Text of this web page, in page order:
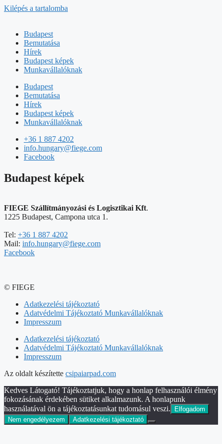
Kilépés a tartalomba
Budapest
Bemutatása
Hírek
Budapest képek
Munkavállalóknak
Budapest
Bemutatása
Hírek
Budapest képek
Munkavállalóknak
+36 1 887 4202
info.hungary@fiege.com
Facebook
Budapest képek
FIEGE Szállítmányozási és Logisztikai Kft.
1225 Budapest, Campona utca 1.
Tel: +36 1 887 4202
Mail: info.hungary@fiege.com
Facebook
© FIEGE
Adatkezelési tájékoztató
Adatvédelmi Tájékoztató Munkavállalóknak
Impresszum
Adatkezelési tájékoztató
Adatvédelmi Tájékoztató Munkavállalóknak
Impresszum
Az oldalt készítette csipaiarpad.com
Kedves Látogató! Tájékoztatjuk, hogy a honlap felhasználói élmény
fokozásának érdekében sütiket alkalmazunk. A honlapunk
használatával ön a tájékoztatásunkat tudomásul veszi.
Elfogadom
Nem engedélyezem
Adatkezelési tájékoztató